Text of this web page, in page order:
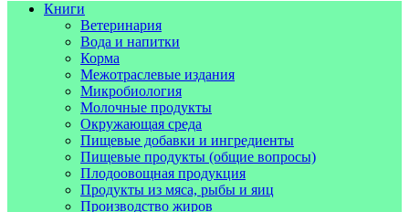
Книги
Ветеринария
Вода и напитки
Корма
Межотраслевые издания
Микробиология
Молочные продукты
Окружающая среда
Пищевые добавки и ингредиенты
Пищевые продукты (общие вопросы)
Плодоовощная продукция
Продукты из мяса, рыбы и яиц
Производство жиров